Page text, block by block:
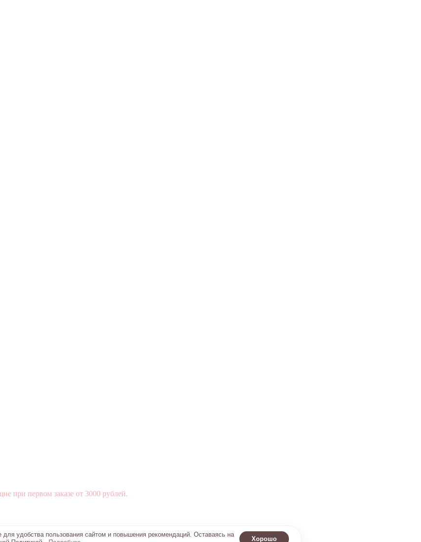
при первом заказе от 3000 рублей.
удобства пользования сайтом и повышения рекомендаций. Оставаясь на
Хорошо